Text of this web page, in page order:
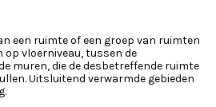
een ruimte of een groep van ruimten
op vloerniveau, tussen de
muren, die de desbetreffende ruimte
Uitsluitend verwarmde gebieden